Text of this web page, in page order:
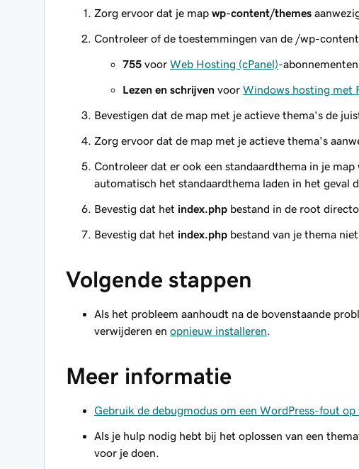
Zorg ervoor dat je map wp-content/themes
Controleer of de toestemmingen van de /wp-
755 voor Web Hosting (cPanel)-abonnementen
Lezen en schrijven voor Windows hosting met
Bevestigen dat de map met je actieve thema's de
Zorg ervoor dat de map met je actieve thema's
Controleer dat er ook een standaardthema in je
automatisch het standaardthema laden in het geval
Bevestig dat het index.php bestand in de root
Bevestig dat het index.php bestand van je thema
Volgende stappen
Als het probleem aanhoudt na de bovenstaande
verwijderen en opnieuw installeren
Meer informatie
Gebruik de debugmodus om een WordPress-fout op
Als je hulp nodig hebt bij het oplossen van een
voor je doen.